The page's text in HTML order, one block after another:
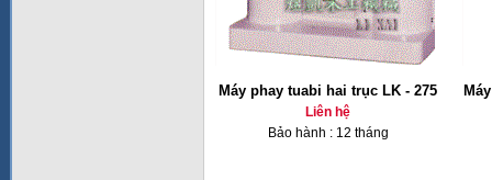
Máy phay tuabi hai trục LK - 275
Liên hệ
Bảo hành : 12 tháng